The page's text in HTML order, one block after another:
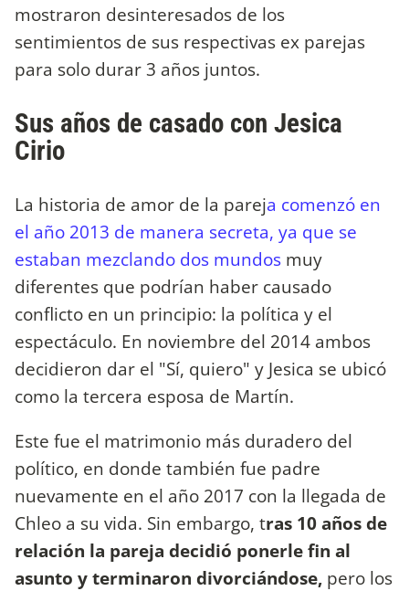
mostraron desinteresados de los
sentimientos de sus respectivas ex parejas
para solo durar 3 años juntos.
Sus años de casado con Jesica
Cirio
La historia de amor de la pareja comenzó en
el año 2013 de manera secreta, ya que se
estaban mezclando dos mundos muy
diferentes que podrían haber causado
conflicto en un principio: la política y el
espectáculo. En noviembre del 2014 ambos
decidieron dar el "Sí, quiero" y Jesica se ubicó
como la tercera esposa de Martín.
Este fue el matrimonio más duradero del
político, en donde también fue padre
nuevamente en el año 2017 con la llegada de
Chleo a su vida. Sin embargo, tras 10 años de
relación la pareja decidió ponerle fin al
asunto y terminaron divorciándose, pero los